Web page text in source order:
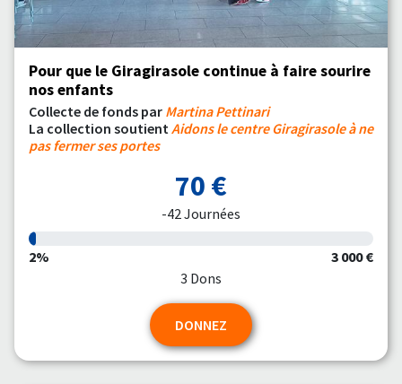
Pour que le Giragirasole continue à faire sourire
nos enfants
Collecte de fonds par Martina Pettinari
La collection soutientAidons le centre Giragirasole à ne
pas fermer ses portes
70 €
-42 Journées
2%
3 000 €
3 Dons
DONNEZ